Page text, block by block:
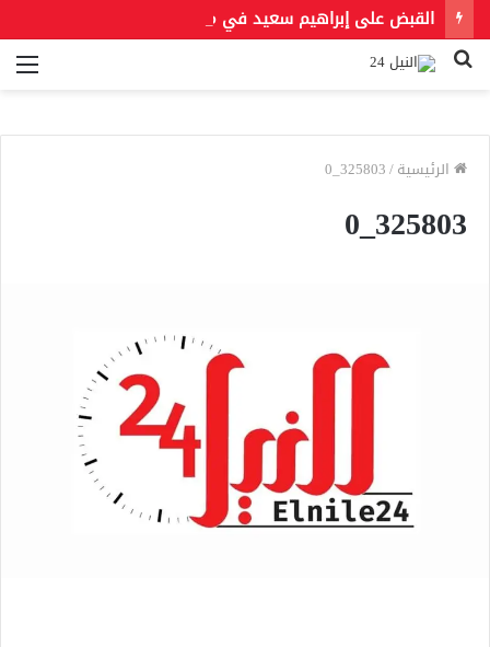
بحث
الرئيسية/
325803_0
325803_0